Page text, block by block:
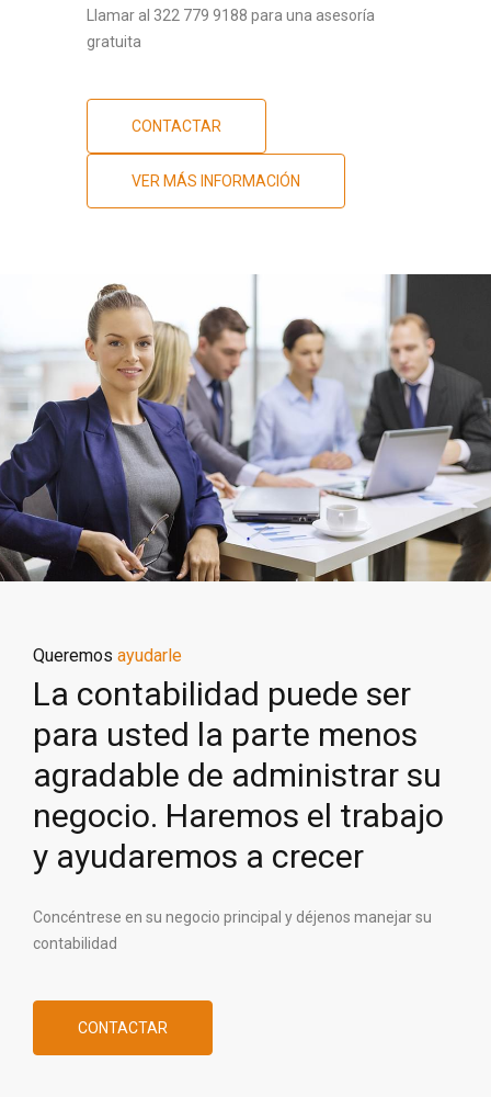
Llamar al 322 779 9188 para una asesoría
gratuita
CONTACTAR
VER MÁS INFORMACIÓN
Queremos ayudarle
La contabilidad puede ser
para usted la parte menos
agradable de administrar su
negocio. Haremos el trabajo
y ayudaremos a crecer
Concéntrese en su negocio principal y déjenos manejar su
contabilidad
CONTACTAR